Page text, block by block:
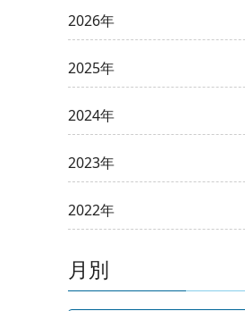
2026年
2025年
2024年
2023年
2022年
月別